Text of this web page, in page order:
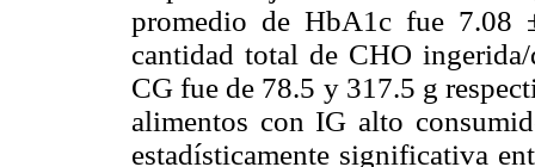
promedio de HbA1c fue 7.08
cantidad total de CHO
CG fue de 78.5 y 317.5 g
alimentos con IG alto
estadísticamente significativa